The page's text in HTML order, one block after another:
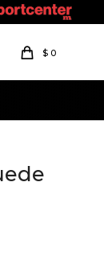
$ 0